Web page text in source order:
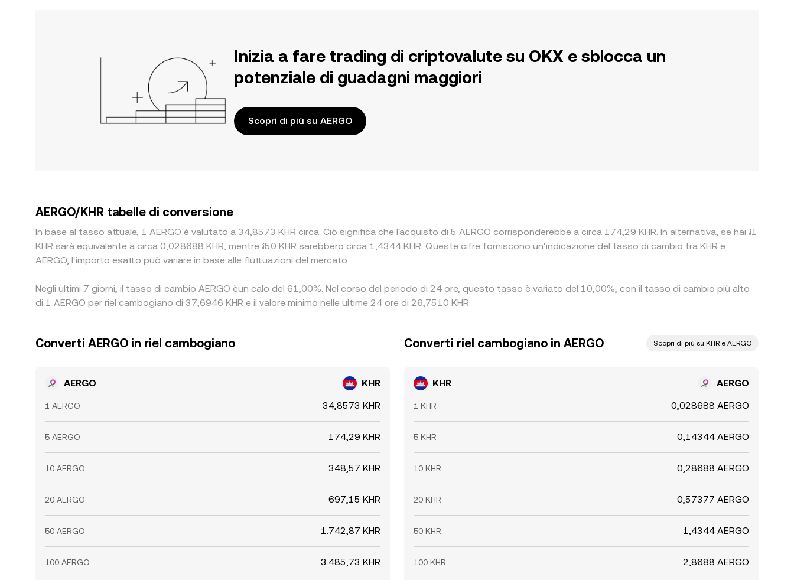
Inizia a fare trading di criptovalute su OKX e sblocca un
potenziale di guadagni maggiori
Scopri di più su AERGO
AERGO/KHR tabelle di conversione
In base al tasso attuale, 1 AERGO è valutato a 34,8573 KHR circa. Ciò significa che l'acquisto di 5 AERGO corrisponderebbe a circa 174,29 KHR. In alternativa, se hai ៛1
KHR sarà equivalente a circa 0,028688 KHR, mentre ៛50 KHR sarebbero circa 1,4344 KHR. Queste cifre forniscono un'indicazione del tasso di cambio tra KHR e
AERGO, l'importo esatto può variare in base alle fluttuazioni del mercato.
Negli ultimi 7 giorni, il tasso di cambio AERGO èun calo del 61,00%. Nel corso del periodo di 24 ore, questo tasso è variato del 10,00%, con il tasso di cambio più alto
di 1 AERGO per riel cambogiano di 37,6946 KHR e il valore minimo nelle ultime 24 ore di 26,7510 KHR.
Converti AERGO in riel cambogiano
AERGO KHR
1 AERGO 34,8573 KHR
5 AERGO 174,29 KHR
10 AERGO 348,57 KHR
20 AERGO 697,15 KHR
50 AERGO 1.742,87 KHR
100 AERGO 3.485,73 KHR
Converti riel cambogiano in AERGO Scopri di più su KHR e AERGO
KHR AERGO
1 KHR 0,028688 AERGO
5 KHR 0,14344 AERGO
10 KHR 0,28688 AERGO
20 KHR 0,57377 AERGO
50 KHR 1,4344 AERGO
100 KHR 2,8688 AERGO